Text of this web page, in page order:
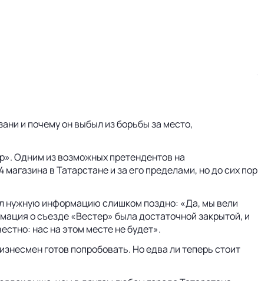
и почему он выбыл из борьбы за место,
Одним из возможных претендентов на
в Татарстане и за его пределами, но до сих пор
нужную информацию слишком поздно: «Да, мы вели
о съезде «Вестер» была достаточной закрытой, и
нас на этом месте не будет».
готов попробовать. Но едва ли теперь стоит